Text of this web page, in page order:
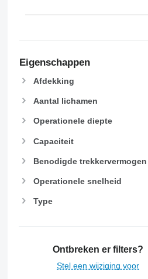
Eigenschappen
Afdekking
Aantal lichamen
Operationele diepte
Capaciteit
Benodigde trekkervermogen
Operationele snelheid
Type
Ontbreken er filters?
Stel een wijziging voor